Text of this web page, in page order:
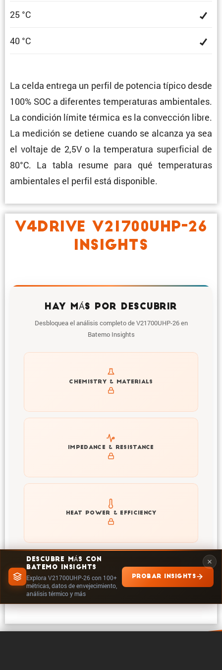
DESCUBRE MÁS CON
BATEMO INSIGHTS
Explora V21700UHP-26 con 100+
métricas, datos de envejecimiento,
análisis térmico y más
PROBAR INSIGHTS
25 °C
40 °C
La celda entrega un perfil de potencia típico desde
100% SOC a diferentes tempe­ra­turas ambien­tales.
La condi­ción límite térmica es la convec­ción libre.
La medición se detiene cuando se alcanza ya sea
el voltaje de 2,5V o la tempe­ra­tura super­fi­cial de
80°C. La tabla resume para qué tempe­ra­turas
ambien­tales el perfil está disponible.
V4DRIVE V21700UHP-26
INSIGHTS
HAY MÁS POR DESCUBRIR
Desbloquea el análisis completo de V21700UHP-26 en
Batemo Insights
CHEMISTRY & MATERIALS
Get to know active materials for the V21700UHP-26
IMPEDANCE & RESISTANCE
Explore impedance spectrum and DCIR (SOC, T) of
V21700UHP-26
HEAT POWER & EFFICIENCY
Explore heat generation and cell efficiency at different
temperatures and powers of V21700UHP-26
EXPLORAR EN INSIGHTS